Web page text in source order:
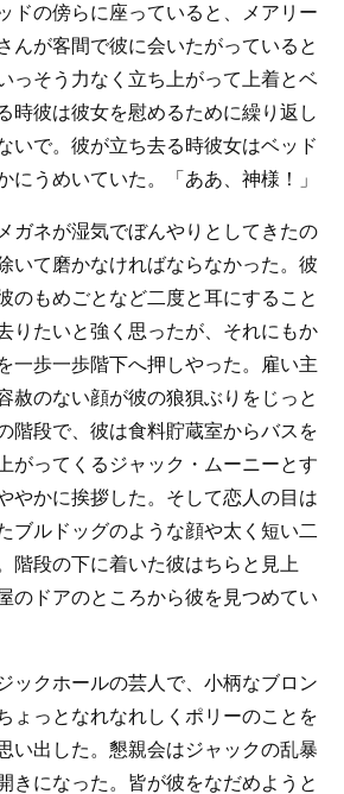
ドの傍らに座っていると、メアリー
んが客間で彼に会いたがっていると
っそう力なく立ち上がって上着とベ
時彼は彼女を慰めるために繰り返し
いで。彼が立ち去る時彼女はベッド
にうめいていた。「ああ、神様！」
ガネが湿気でぼんやりとしてきたの
いて磨かなければならなかった。彼
のもめごとなど二度と耳にすること
りたいと強く思ったが、それにもか
一歩一歩階下へ押しやった。雇い主
赦のない顔が彼の狼狽ぶりをじっと
階段で、彼は食料貯蔵室からバスを
がってくるジャック・ムーニーとす
やかに挨拶した。そして恋人の目は
ブルドッグのような顔や太く短い二
階段の下に着いた彼はちらと見上
のドアのところから彼を見つめてい
ックホールの芸人で、小柄なブロン
ょっとなれなれしくポリーのことを
い出した。懇親会はジャックの乱暴
きになった。皆が彼をなだめようと